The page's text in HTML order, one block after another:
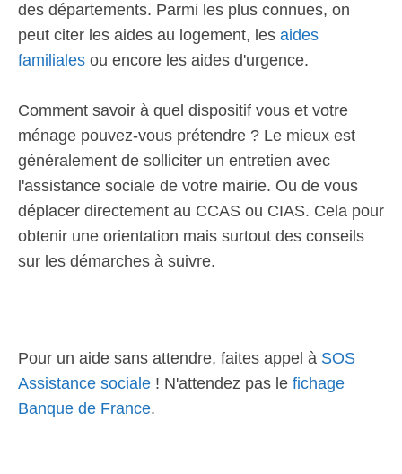
des départements. Parmi les plus connues, on
peut citer les aides au logement, les aides
familiales ou encore les aides d'urgence.
Comment savoir à quel dispositif vous et votre
ménage pouvez-vous prétendre ? Le mieux est
généralement de solliciter un entretien avec
l'assistance sociale de votre mairie. Ou de vous
déplacer directement au CCAS ou CIAS. Cela pour
obtenir une orientation mais surtout des conseils
sur les démarches à suivre.
Pour un aide sans attendre, faites appel à SOS
Assistance sociale ! N'attendez pas le fichage
Banque de France.